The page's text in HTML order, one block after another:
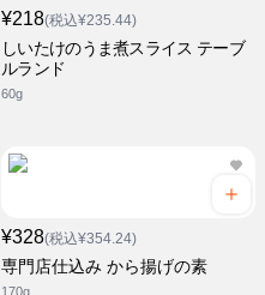
¥218(税込¥235.44)
しいたけのうま煮スライス テーブ
ルランド
60g
¥328(税込¥354.24)
専門店仕込み から揚げの素
170g